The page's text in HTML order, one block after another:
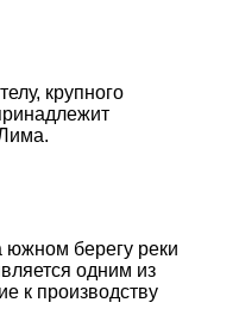
крупного
берегу реки
одним из
к производству